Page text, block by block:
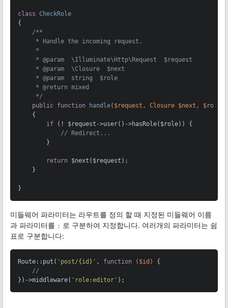
class CheckRole
{
/**
     * Handle the incoming request.
     *
     *
@param
  \Illuminate\Http\Request  $request
     *
@param
  \Closure  $next
     *
@param
  string  $role
     *
@return mixed
     */
public function handle($request, Closure $next, $role)
{
if (! $request->user()->hasRole($role)) {
// Redirect...
        }
return $next($request);
    }
}
미들웨어 파라미터는 라우트를 정의 할 때 지정된 미들웨어 이름
과 파라미터를 : 로 구분하여 지정합니다. 여러개의 파라미터는 쉼
표로 구분합니다:
Route::put( 'post/{id}' , function ($id)
{
//
})->middleware( 'role:editor' );